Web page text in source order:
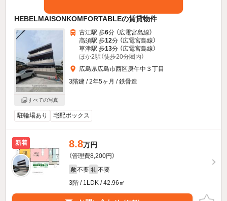
HEBELMAISONKOMFORTABLEの賃貸物件
すべての写真
古江駅 歩6分 （広電宮島線）
高須駅 歩12分 （広電宮島線）
草津駅 歩13分 （広電宮島線）
ほか2駅（徒歩20分圏内）
広島県広島市西区庚午中３丁目
3階建 / 2年5ヶ月 / 鉄骨造
駐輪場あり 宅配ボックス
新着 8.8万円
（管理費8,200円）
敷 不要 礼 不要
3階 / 1LDK / 42.96㎡